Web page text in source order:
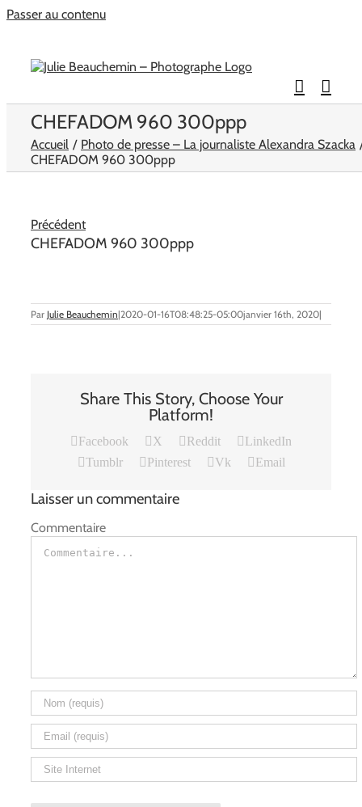
Passer au contenu
CHEFADOM 960 300ppp
Accueil
Photo de presse – La journaliste Alexandra Szacka
CHEFADOM 960 300ppp
Précédent
CHEFADOM 960 300ppp
Par Julie Beauchemin|2020-01-16T08:48:25-05:00janvier 16th, 2020|
Share This Story, Choose Your
Platform!
Facebook X Reddit
LinkedIn
Tumblr
Pinterest Vk Email
Laisser un commentaire
Commentaire